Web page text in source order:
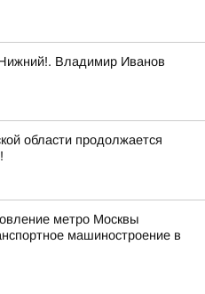
Владимир Иванов
области продолжается
метро Москвы
машиностроение в